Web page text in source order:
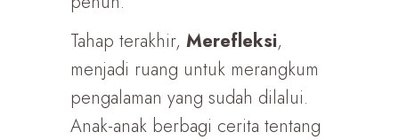
Tahap terakhir, Merefleksi,
menjadi ruang untuk merangkum
pengalaman yang sudah dilalui.
Anak-anak berbagi cerita tentang